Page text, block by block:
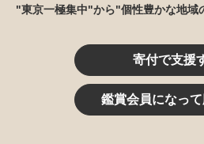
"東京一極集中"から"個性豊かな地域
寄付で支援
鑑賞会員になっ